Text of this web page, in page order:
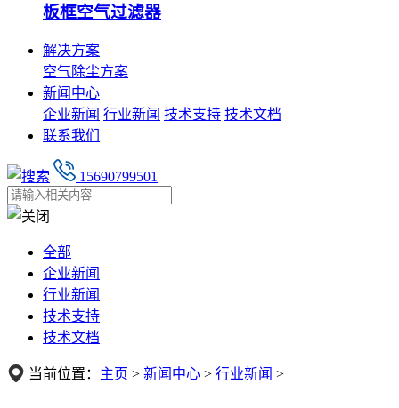
板框空气过滤器
解决方案
空气除尘方案
新闻中心
企业新闻 行业新闻 技术支持 技术文档
联系我们
15690799501
全部
企业新闻
行业新闻
技术支持
技术文档
当前位置： 主页 > 新闻中心 > 行业新闻 >